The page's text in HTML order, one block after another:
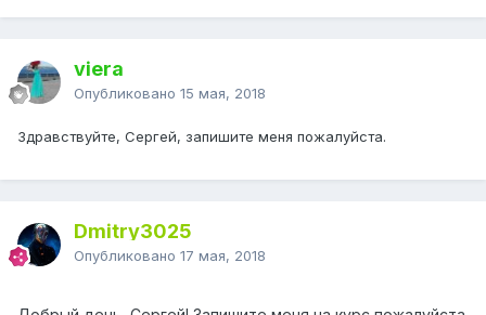
viera
Опубликовано 15 мая, 2018
Здравствуйте, Сергей, запишите меня пожалуйста.
Dmitry3025
Опубликовано 17 мая, 2018